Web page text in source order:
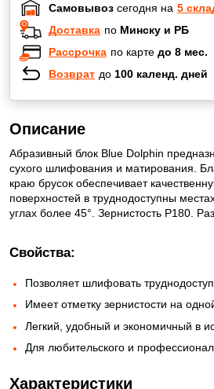
Самовывоз сегодня на 5
Доставка по Минску и РБ
Рассрочка по карте до 8 мес.
Возврат до 100 календ. дней
Описание
Абразивный блок Blue Dolphin
сухого шлифования и матирования.
краю брусок обеспечивает
поверхностей в труднодоступны
углах более 45°. Зернистость Р180.
Свойства:
Позволяет шлифовать
Имеет отметку зернистости на
Легкий, удобный и экономичный в
Для любительского и
Характеристики